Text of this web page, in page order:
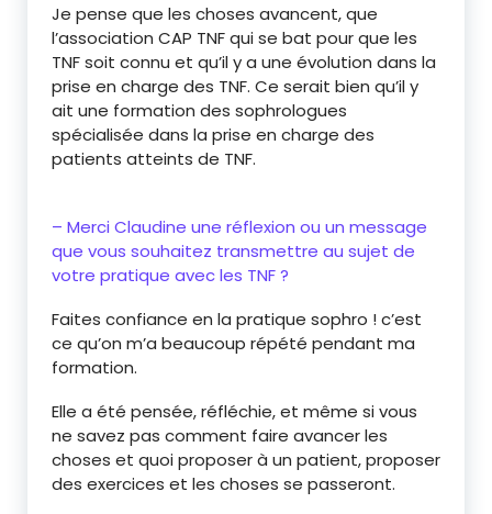
Je pense que les choses avancent, que
l’association CAP TNF qui se bat pour que les
TNF soit connu et qu’il y a une évolution dans la
prise en charge des TNF. Ce serait bien qu’il y
ait une formation des sophrologues
spécialisée dans la prise en charge des
patients atteints de TNF.
– Merci Claudine une réflexion ou un message
que vous souhaitez transmettre au sujet de
votre pratique avec les TNF ?
Faites confiance en la pratique sophro ! c’est
ce qu’on m’a beaucoup répété pendant ma
formation.
Elle a été pensée, réfléchie, et même si vous
ne savez pas comment faire avancer les
choses et quoi proposer à un patient, proposer
des exercices et les choses se passeront.